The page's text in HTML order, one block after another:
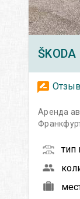
ŠKODA
Аренда
тип